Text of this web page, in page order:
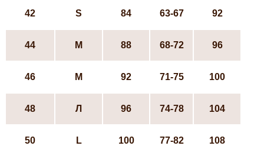
42 S 84 63-67 92
44 М 88 68-72 96
46 М 92 71-75 100
48 Л 96 74-78 104
50 L 100 77-82 108